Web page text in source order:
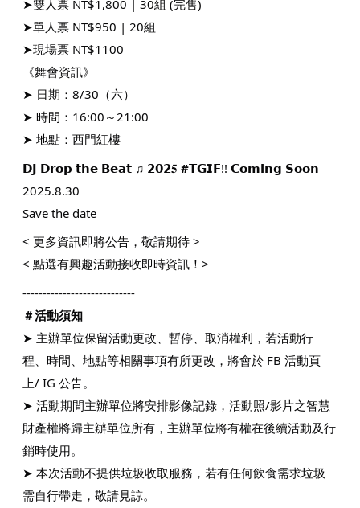
➤雙人票 NT$1,800 | 30組 (完售)
➤單人票 NT$950 | 20組
➤現場票 NT$1100
《舞會資訊》
➤ 日期：8/30（六）
➤ 時間：16:00～21:00
➤ 地點：西門紅樓
𝗗𝗝 𝗗𝗿𝗼𝗽 𝘁𝗵𝗲 𝗕𝗲𝗮𝘁 ♫ 𝟮𝟬𝟮𝟓#𝗧𝗚𝗜𝗙!! 𝗖𝗼𝗺𝗶𝗻𝗴 𝗦𝗼𝗼𝗻
2025.8.30
Save the date
< 更多資訊即將公告，敬請期待 >
< 點選有興趣活動接收即時資訊！>
----------------------------
＃活動須知
➤ 主辦單位保留活動更改、暫停、取消權利，若活動行
程、時間、地點等相關事項有所更改，將會於 FB 活動頁
上/ IG 公告。
➤ 活動期間主辦單位將安排影像記錄，活動照/影片之智慧
財產權將歸主辦單位所有，主辦單位將有權在後續活動及行
銷時使用。
➤ 本次活動不提供垃圾收取服務，若有任何飲食需求垃圾
需自行帶走，敬請見諒。